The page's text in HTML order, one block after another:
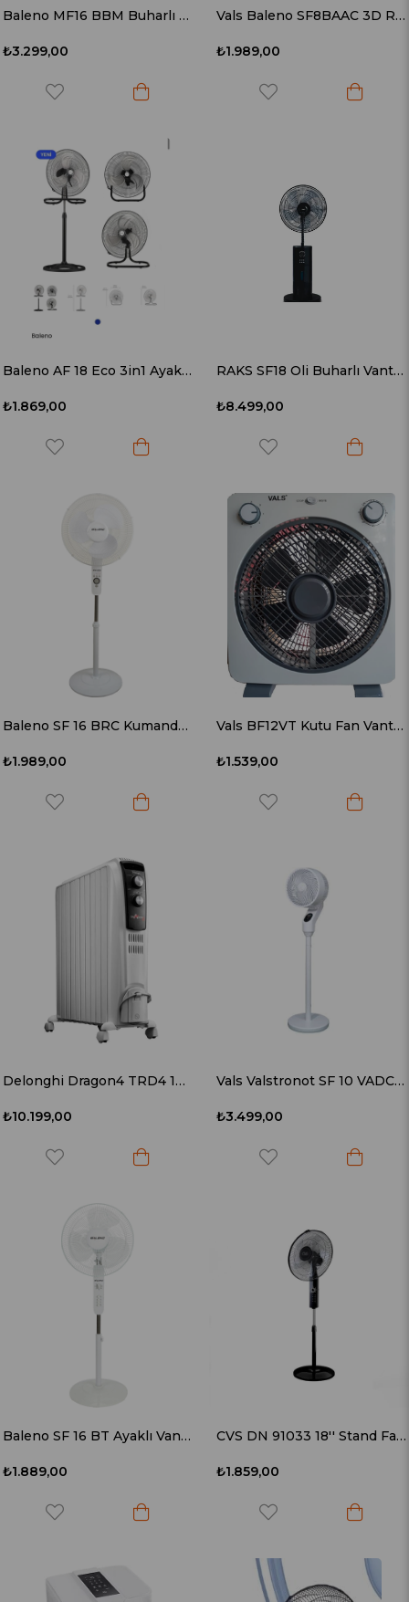
Baleno MF16 BBM Buharlı Vantilatör
₺3.299,00
Vals Baleno SF8BAAC 3D Rumors Ember Ayaklı Vantilatör
₺1.989,00
Baleno AF 18 Eco 3in1 Ayaklı Vanilatör
₺1.869,00
RAKS SF18 Oli Buharlı Vantilatör
₺8.499,00
Baleno SF 16 BRC Kumandalı Ayaklı Vantilatör
₺1.989,00
Vals BF12VT Kutu Fan Vantilatör
₺1.539,00
Delonghi Dragon4 TRD4 1025 2500 W 10 Dilim Yağlı Radyatör
₺10.199,00
Vals Valstronot SF 10 VADC Beyaz Vantilatör
₺3.499,00
Baleno SF 16 BT Ayaklı Vantilatör
₺1.889,00
CVS DN 91033 18'' Stand Fan Ayaklı Vantilatör
₺1.859,00